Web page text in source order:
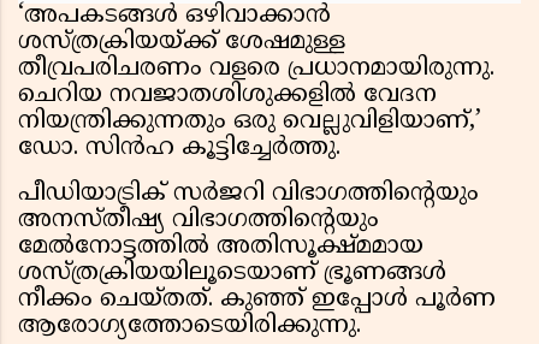
‘അപകടങ്ങൾ ഒഴിവാക്കാൻ
ശസ്ത്രക്രിയയ്ക്ക് ശേഷമുള്ള
തീവ്രപരിചരണം വളരെ പ്രധാനമായിരുന്നു.
ചെറിയ നവജാതശിശുക്കളിൽ വേദന
നിയന്ത്രിക്കുന്നതും ഒരു വെല്ലുവിളിയാണ്,’
ഡോ. സിൻഹ കൂട്ടിച്ചേർത്തു.
പീഡിയാട്രിക് സർജറി വിഭാഗത്തിന്റെയും
അനസ്തീഷ്യ വിഭാഗത്തിന്റെയും
മേൽനോട്ടത്തിൽ അതിസൂക്ഷ്മമായ
ശസ്ത്രക്രിയയിലൂടെയാണ് ഭ്രൂണങ്ങൾ
നീക്കം ചെയ്തത്. കുഞ്ഞ് ഇപ്പോൾ പൂർണ
ആരോഗ്യത്തോടെയിരിക്കുന്നു.